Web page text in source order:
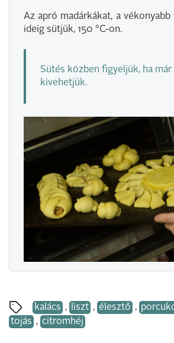
Az apró madárkákat, a
ideig sütjük, 150 °C-on.
Sütés közben figyeljük, ha már
kivehetjük.
kalács , liszt , élesztő ,
tojás , citromhéj